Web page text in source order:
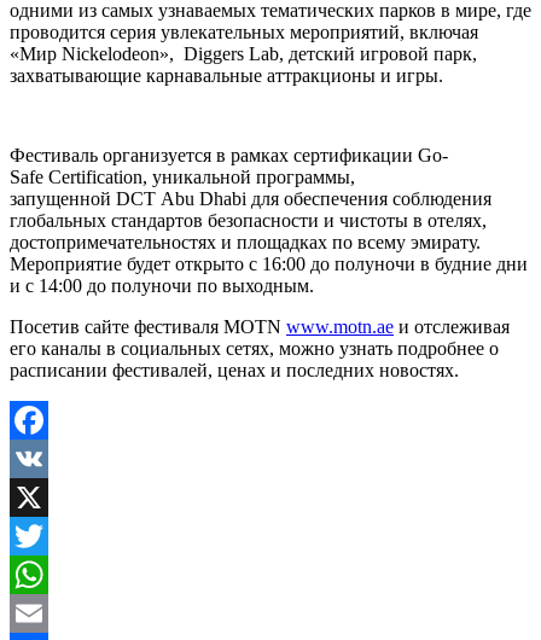
одними из самых узнаваемых тематических парков в мире, где
проводится серия увлекательных мероприятий, включая
«Мир Nickelodeon», Diggers Lab, детский игровой парк,
захватывающие карнавальные аттракционы и игры.
Фестиваль организуется в рамках сертификации Go-
Safe Certification, уникальной программы,
запущенной DCT Abu Dhabi для обеспечения соблюдения
глобальных стандартов безопасности и чистоты в отелях,
достопримечательностях и площадках по всему эмирату.
Мероприятие будет открыто с 16:00 до полуночи в будние дни
и с 14:00 до полуночи по выходным.
Посетив сайте фестиваля MOTN www.motn.ae и отслеживая
его каналы в социальных сетях, можно узнать подробнее о
расписании фестивалей, ценах и последних новостях.
Facebook
VK
X
Twitter
WhatsApp